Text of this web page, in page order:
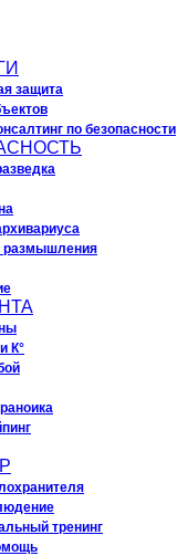
защита
по безопасности
размышления
К°
тренинг